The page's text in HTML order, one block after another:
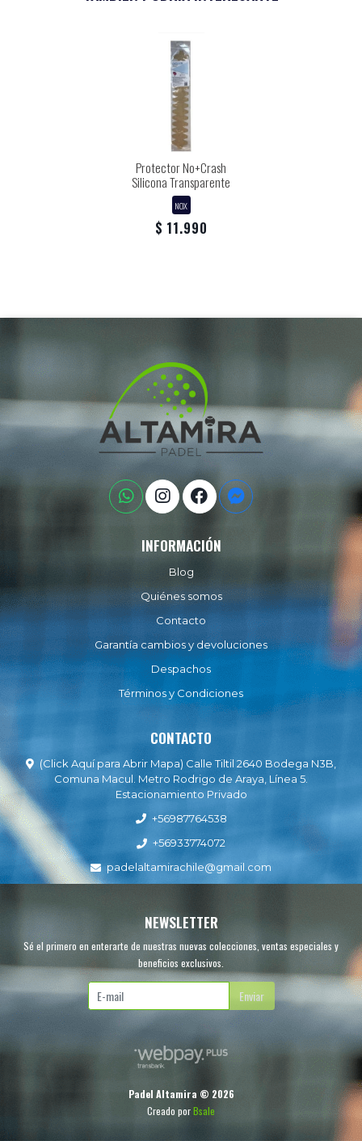
Protector No+Crash
Silicona Transparente
NOX
$ 11.990
INFORMACIÓN
Blog
Quiénes somos
Contacto
Garantía cambios y devoluciones
Despachos
Términos y Condiciones
CONTACTO
(Click Aquí para Abrir Mapa) Calle Tiltil 2640 Bodega N3B,
Comuna Macul. Metro Rodrigo de Araya, Línea 5.
Estacionamiento Privado
+56987764538
+56933774072
padelaltamirachile@gmail.com
NEWSLETTER
Sé el primero en enterarte de nuestras nuevas colecciones, ventas especiales y
beneficios exclusivos.
Enviar
Padel Altamira © 2026
Creado porBsale